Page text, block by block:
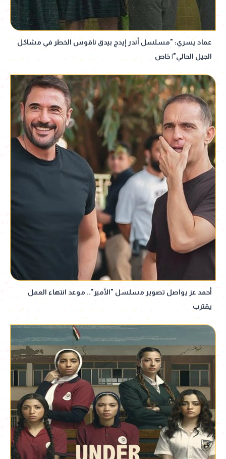
عماد يسري: "مسلسل أندر إيدج بيدق ناقوس الخطر في مشاكل
الجيل الحالي"| خاص
أحمد عز يواصل تصوير مسلسل "الأمير".. موعد انتهاء العمل
يقترب